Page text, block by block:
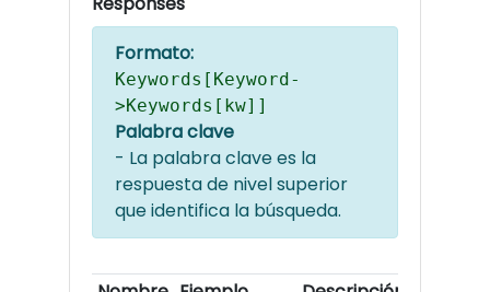
Formato:
Keywords[Keyword-
>Keywords[kw]]
Palabra clave
- La palabra clave es la
respuesta de nivel superior
que identifica la búsqueda.